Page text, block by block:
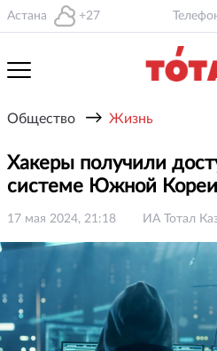
Астана +27
Общество → Жизнь
Хакеры получили
системе Южной Кореи
17 мая 2024, 21:18 ИА Тотал